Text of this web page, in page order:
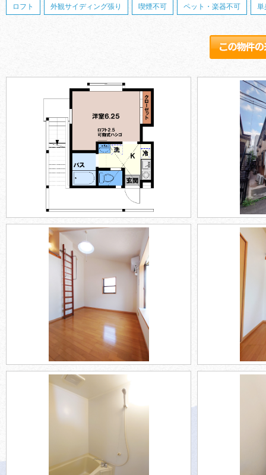
ロフト 外観サイディング張り 喫煙不可 ペット・楽器不可 単